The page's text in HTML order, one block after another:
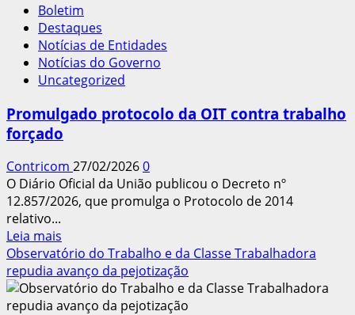
Boletim
Destaques
Notícias de Entidades
Notícias do Governo
Uncategorized
Promulgado protocolo da OIT contra trabalho
forçado
Contricom 27/02/20260
O Diário Oficial da União publicou o Decreto nº
12.857/2026, que promulga o Protocolo de 2014
relativo...
Leia mais
mais
sobre
Promulgado
protocolo
Observatório do Trabalho e da Classe Trabalhadora
repudia avanço da pejotização